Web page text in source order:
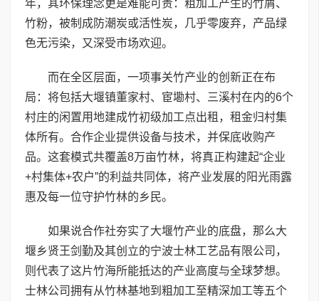
年，其环保理念更是难能可贵：粗加工产生的竹屑、
竹粉，被制成防潮炭或活性炭，几乎零废弃，产品绿
色无污染，又深受市场欢迎。
而在全区层面，一项事关竹产业的创新正在布
局：将包括大堰镇董家村、宦墈村、三溪村在内的6个
村庄的闲置用地建成竹初级加工点出租，租金归村集
体所有。合作企业提供设备与技术，并保底收购产
品。这套模式共覆盖8万亩竹林，将真正构建起“企业
+村集体+农户”的利益共同体，将产业发展的阳光雨露
惠及每一位守护竹林的乡民。
如果说合作社夯实了大堰竹产业的底盘，那么大
堰乡贤王剑勤及其创立的宁波士林工艺品有限公司，
则代表了这片竹海所能抵达的产业高度与全球梦想。
士林公司拥有从竹林基地到粗加工至精深加工等五个